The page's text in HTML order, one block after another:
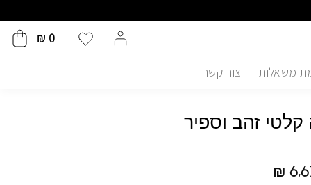
₪ 0
משאלות צור קשר
זהב וספיר
₪